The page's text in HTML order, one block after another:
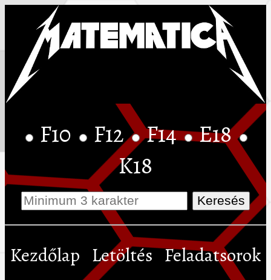
F10 F12 F14 E18
K18
Kezdőlap Letöltés Feladatsorok